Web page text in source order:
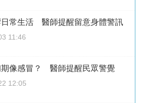
日常生活 醫師提醒留意身體警訊
11:46
期像感冒？ 醫師提醒民眾警覺
12:05